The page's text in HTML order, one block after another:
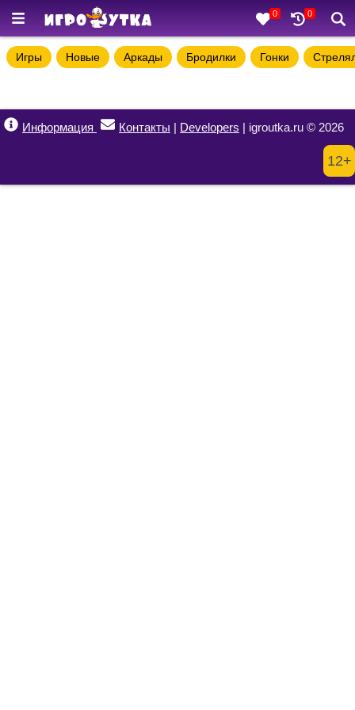
0 0
Игры Новые Аркады Бродилки Гонки
Информация Контакты | Developers | igroutka.ru © 2026
12+